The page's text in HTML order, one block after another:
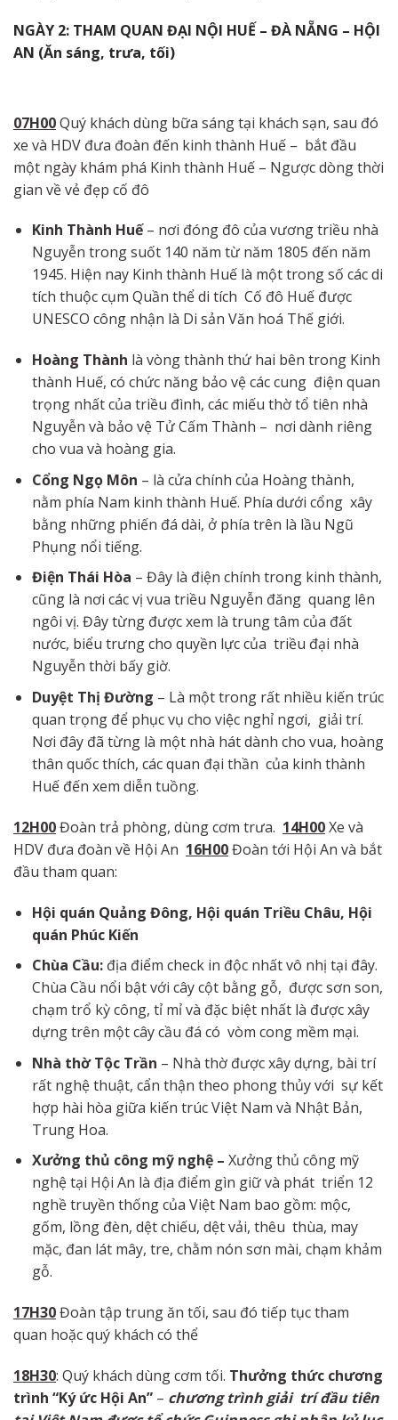
NGÀY 2: THAM QUAN ĐẠI NỘI HUẾ – ĐÀ NẴNG – HỘI
AN (Ăn sáng, trưa, tối)
07H00Quý khách dùng bữa sáng tại khách sạn, sau đó
xe và HDV đưa đoàn đến kinh thành Huế – bắt đầu
một ngày khám phá Kinh thành Huế – Ngược dòng thời
gian về vẻ đẹp cố đô
Kinh Thành Huế– nơi đóng đô của vương triều nhà
Nguyễn trong suốt 140 năm từ năm 1805 đến năm
1945. Hiện nay Kinh thành Huế là một trong số các di
tích thuộc cụm Quần thể di tích Cố đô Huế được
UNESCO công nhận là Di sản Văn hoá Thế giới.
Hoàng Thành là vòng thành thứ hai bên trong Kinh
thành Huế, có chức năng bảo vệ các cung điện quan
trọng nhất của triều đình, các miếu thờ tổ tiên nhà
Nguyễn và bảo vệ Tử Cấm Thành – nơi dành riêng
cho vua và hoàng gia.
Cổng Ngọ Môn – là cửa chính của Hoàng thành,
nằm phía Nam kinh thành Huế. Phía dưới cổng xây
bằng những phiến đá dài, ở phía trên là lầu Ngũ
Phụng nổi tiếng.
Điện Thái Hòa – Đây là điện chính trong kinh thành,
cũng là nơi các vị vua triều Nguyễn đăng quang lên
ngôi vị. Đây từng được xem là trung tâm của đất
nước, biểu trưng cho quyền lực của triều đại nhà
Nguyễn thời bấy giờ.
Duyệt Thị Đường – Là một trong rất nhiều kiến trúc
quan trọng để phục vụ cho việc nghỉ ngơi, giải trí.
Nơi đây đã từng là một nhà hát dành cho vua, hoàng
thân quốc thích, các quan đại thần của kinh thành
Huế đến xem diễn tuồng.
12H00Đoàn trả phòng, dùng cơm trưa. 14H00Xe và
HDV đưa đoàn về Hội An 16H00Đoàn tới Hội An và bắt
đầu tham quan:
Hội quán Quảng Đông, Hội quán Triều Châu, Hội
quán Phúc Kiến
Chùa Cầu: địa điểm check in độc nhất vô nhị tại đây.
Chùa Cầu nổi bật với cây cột bằng gỗ, được sơn son,
chạm trổ kỳ công, tỉ mỉ và đặc biệt nhất là được xây
dựng trên một cây cầu đá có vòm cong mềm mại.
Nhà thờ Tộc Trần – Nhà thờ được xây dựng, bài trí
rất nghệ thuật, cẩn thận theo phong thủy với sự kết
hợp hài hòa giữa kiến trúc Việt Nam và Nhật Bản,
Trung Hoa.
Xưởng thủ công mỹ nghệ – Xưởng thủ công mỹ
nghệ tại Hội An là địa điểm gìn giữ và phát triển 12
nghề truyền thống của Việt Nam bao gồm: mộc,
gốm, lồng đèn, dệt chiếu, dệt vải, thêu thùa, may
mặc, đan lát mây, tre, chằm nón sơn mài, chạm khảm
gỗ.
17H30Đoàn tập trung ăn tối, sau đó tiếp tục tham
quan hoặc quý khách có thể
18H30: Quý khách dùng cơm tối. Thưởng thức chương
trình “Kýức Hội An” – chươngtrình giải tríđầu tiên